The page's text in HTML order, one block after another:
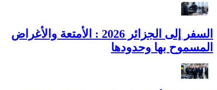
السفر إلى الجزائر 2026 : الأمتعة والأغراض
المسموح بها وحدودها